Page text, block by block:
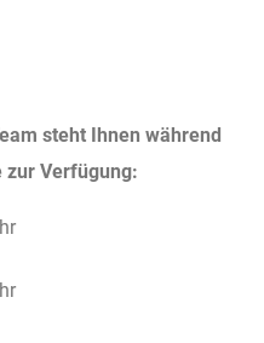
steht Ihnen während
zur Verfügung: